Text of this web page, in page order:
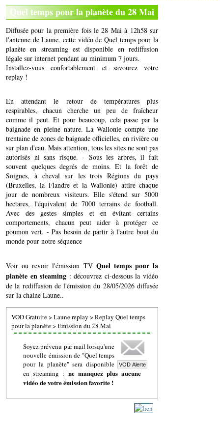
Quel temps pour la planète du 28 Mai
Diffusée pour la première fois le 28 Mai à 12h58 sur
l'antenne de Laune, cette vidéo de Quel temps pour la
planète en streaming est disponible en rediffusion
légale sur internet pendant au minimum 7 jours.
Installez-vous confortablement et savourez votre
replay !
En attendant le retour de températures plus
respirables, chacun cherche un peu de fraîcheur
comme il peut. Et pour beaucoup, cela passe par la
baignade en pleine nature. La Wallonie compte une
trentaine de zones de baignade officielles, en rivière ou
sur plan d'eau. Mais attention, tous les sites ne sont pas
autorisés ni sans risque. - Sous les arbres, il fait
souvent quelques degrés de moins. Et la forêt de
Soignes, à cheval sur les trois Régions du pays
(Bruxelles, la Flandre et la Wallonie) attire chaque
jour de nombreux visiteurs. Elle s'étend sur 5000
hectares, l'équivalent de 7000 terrains de football.
Avec des gestes simples et en évitant certains
comportements, chacun peut aider à protéger ce
poumon vert. - Pas besoin de partir à l'autre bout du
monde pour notre séquence
Voir ou revoir l'émission TV Quel temps pour la
planète en steaming : découvrez ci-dessous la vidéo
de la rediffusion de l'émission du 28/05/2026 diffusée
sur la chaine Laune..
VOD Gratuite>Laune replay >Replay Quel temps
pour la planète>Emission du 28 Mai
Soyez prévenu par mail lorsqu'une
nouvelle émission de "Quel temps
pour la planète" sera disponible
en streaming : ne manquez plus aucune
vidéo de votre émission favorite !